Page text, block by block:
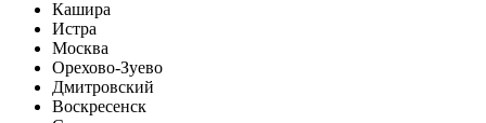
Кашира
Истра
Москва
Орехово-Зуево
Дмитровский
Воскресенск